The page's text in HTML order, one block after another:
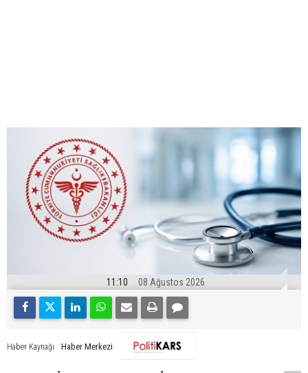
11:10 08 Ağustos 2026
Haber Kaynağı Haber Merkezi